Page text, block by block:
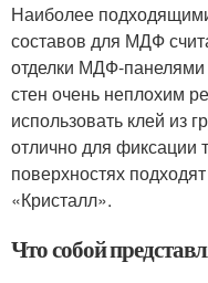
Наиболее
составов для МДФ
отделки МДФ-панелями
стен очень неплохим
использовать клей из
отлично для фиксации
поверхностях
«Кристалл».
Что собой